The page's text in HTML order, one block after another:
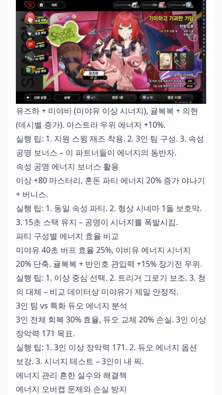
유즈하 + 미야비 (미야유 이상 시너지), 귤복복 + 의현
(데시벨 증가). 아스트라 우위 에너지 +10%.
실행 팁: 1. 지원 스윙 재즈 착용. 2. 3인 팀 구성. 3. 속성
공명 보너스 – 이 파트너들이 에너지의 동반자.
속성 공명 에너지 보너스 활용
이상 +80 마스터리, 혼돈 파티 에너지 20% 증가 야나기
+ 버니스.
실행 팁: 1. 동일 속성 파티. 2. 형상 시네마 1돌 보호막.
3. 15초 스택 유지 – 공명이 시너지를 폭발시킴.
파티 구성별 에너지 효율 비교
미야유 40초 버프 효율 25%, 야비유 에너지 시너지
20% 단축. 귤복복 + 반인호 관입력 +15% 장기전 우위.
실행 팁: 1. 이상 중심 선택. 2. 트리거 그로기 보조. 3. 청
의 대체 – 비교 데이터상 미야유가 제일 안정적.
3인 팀 vs 특화 듀오 에너지 분석
3인 전체 회복 30% 효율, 듀오 교체 20% 손실. 3인 이상
장악력 171 목표.
실행 팁: 1. 3인 이상 장악력 171. 2. 듀오 에너지 옵션
보강. 3. 시너지 테스트 – 3인이 내 픽.
에너지 관리 흔한 실수와 해결책
에너지 오버캡 문제와 손실 방지